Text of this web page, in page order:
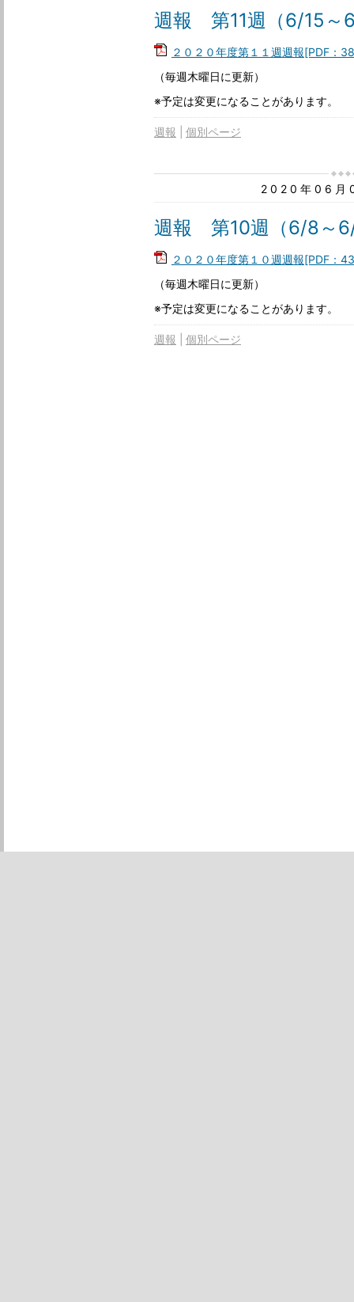
週報 第11週（6/15～
２０２０年度第１１週週報[PDF：
（毎週木曜日に更新）
※予定は変更になることがあります。
週報 個別ページ
2020年06月
週報 第10週（6/8～
２０２０年度第１０週週報[PDF：
（毎週木曜日に更新）
※予定は変更になることがあります。
週報 個別ページ